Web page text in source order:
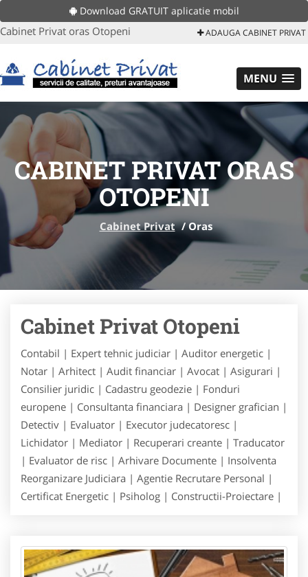
Download GRATUIT aplicatie mobil
Cabinet Privat oras Otopeni ADAUGA CABINET PRIVAT
MENU
CABINET PRIVAT ORAS
OTOPENI
Cabinet Privat /Oras
Cabinet Privat Otopeni
Contabil | Expert tehnic judiciar | Auditor energetic |
Notar | Arhitect | Audit financiar | Avocat | Asigurari |
Consilier juridic | Cadastru geodezie | Fonduri
europene | Consultanta financiara | Designer grafician |
Detectiv | Evaluator | Executor judecatoresc |
Lichidator | Mediator | Recuperari creante | Traducator
| Evaluator de risc | Arhivare Documente | Insolventa
Reorganizare Judiciara | Agentie Recrutare Personal |
Certificat Energetic | Psiholog | Constructii-Proiectare |